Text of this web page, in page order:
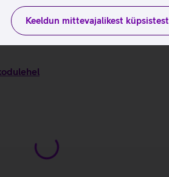
Keeldun mittevajalikest küpsistest